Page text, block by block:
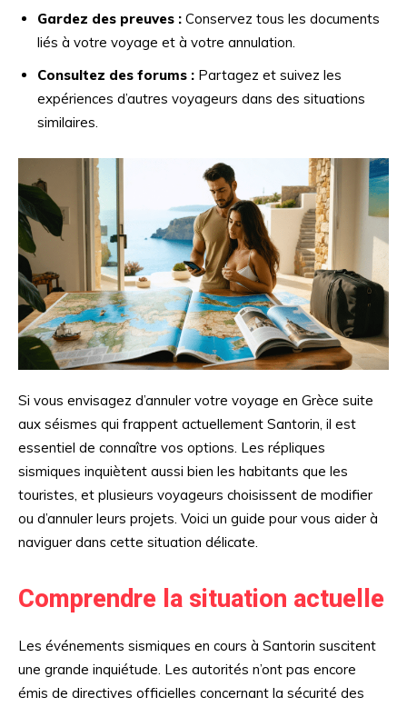
Gardez des preuves : Conservez tous les documents
liés à votre voyage et à votre annulation.
Consultez des forums : Partagez et suivez les
expériences d’autres voyageurs dans des situations
similaires.
Si vous envisagez d’annuler votre voyage en Grèce suite
aux séismes qui frappent actuellement Santorin, il est
essentiel de connaître vos options. Les répliques
sismiques inquiètent aussi bien les habitants que les
touristes, et plusieurs voyageurs choisissent de modifier
ou d’annuler leurs projets. Voici un guide pour vous aider à
naviguer dans cette situation délicate.
Comprendre la situation actuelle
Les événements sismiques en cours à Santorin suscitent
une grande inquiétude. Les autorités n’ont pas encore
émis de directives officielles concernant la sécurité des